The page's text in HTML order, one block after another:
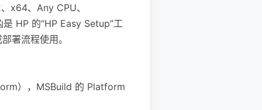
x64、Any CPU、
HP 的“HP Easy Setup”工
署流程使用。
），MSBuild 的 Platform